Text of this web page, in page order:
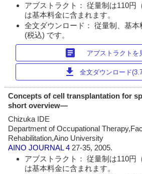
アブストラクト： 従量制は110円
は基本料金に含まれます。
全文ダウンロード： 従量制、基本
(税込) です。
article アブストラクトを
download 全文ダウンロード
Concepts of cell transplantation for
short overview―
Chizuka IDE
Department of Occupational
Rehabilitation,Aino University
AINO JOURNAL 4 27-35, 2005.
アブストラクト： 従量制は110円
は基本料金に含まれます。